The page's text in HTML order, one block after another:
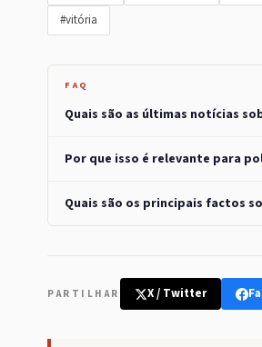
#vitória
FAQ
Quais são as últimas notícias
Por que isso é relevante para
Quais são os principais factos
PARTILHAR X / Twitter